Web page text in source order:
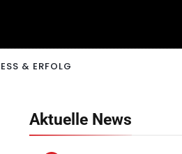
& ERFOLG
Aktuelle News